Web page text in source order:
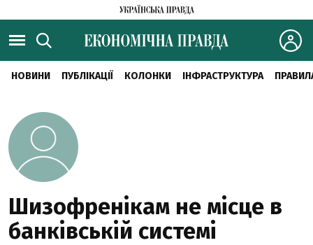
НОВИНИ ПУБЛІКАЦІЇ КОЛОНКИ ІНФРАСТРУКТУРА
Шизофренікам не місце в
банківській системі